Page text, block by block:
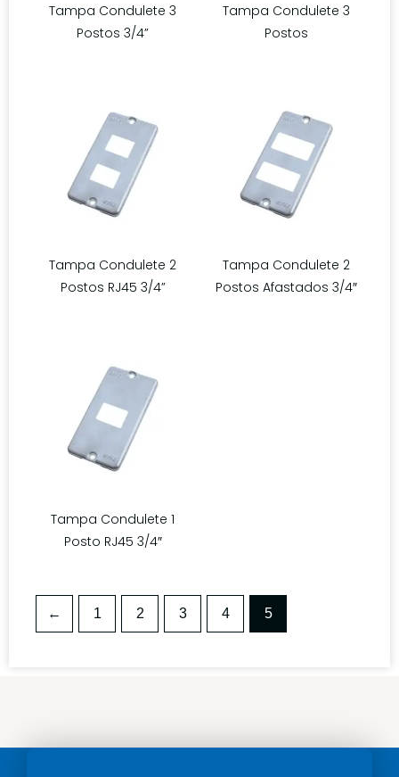
Tampa Condulete 3
Postos 3/4”
Tampa Condulete 3
Postos
Tampa Condulete 2
Postos RJ45 3/4”
Tampa Condulete 2
Postos Afastados 3/4″
Tampa Condulete 1
Posto RJ45 3/4″
← 1 2 3 4 5